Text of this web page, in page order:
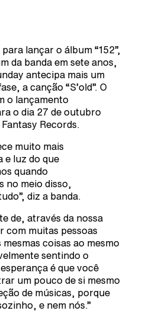
lançar o álbum “152”,
da banda em sete anos,
antecipa mais um
a canção “S’old”. O
o lançamento
o dia 27 de outubro
Records.
muito mais
e luz do que
quando
no meio disso,
diz a banda.
de, através da nossa
com muitas pessoas
mesmas coisas ao mesmo
sentindo o
é que você
um pouco de si mesmo
de músicas, porque
e nem nós.”